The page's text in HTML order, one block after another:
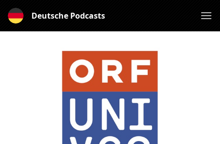
Deutsche Podcasts